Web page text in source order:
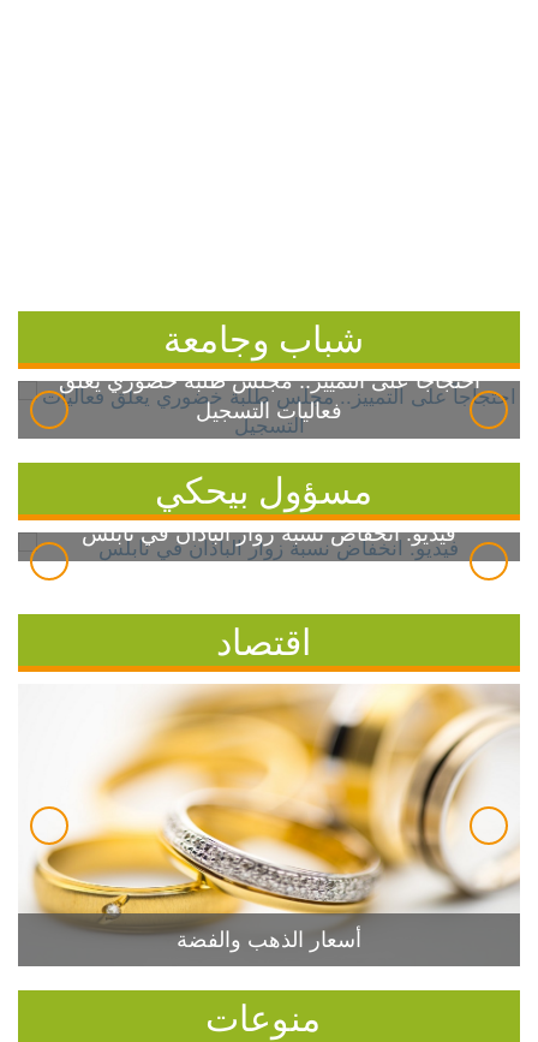
شباب وجامعة
احتجاجاً على التمييز.. مجلس طلبة خضوري يعلق
فعاليات التسجيل
مسؤول بيحكي
فيديو: انخفاض نسبة زوار الباذان في نابلس
اقتصاد
أسعار الذهب والفضة
منوعات